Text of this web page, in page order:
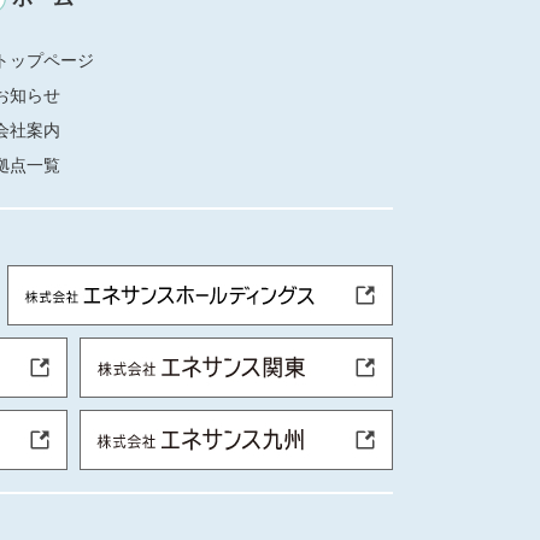
ップページ
知らせ
社案内
点一覧